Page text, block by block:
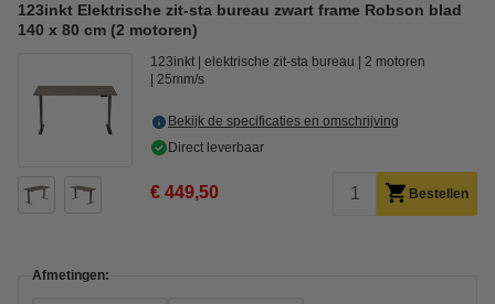
123inkt Elektrische zit-sta bureau zwart frame Robson blad
140 x 80 cm (2 motoren)
123inkt elektrische zit-sta bureau
2 motoren
25mm/s
Bekijk de specificaties en omschrijving
Direct leverbaar
€ 449,50 Bestellen
Afmetingen: